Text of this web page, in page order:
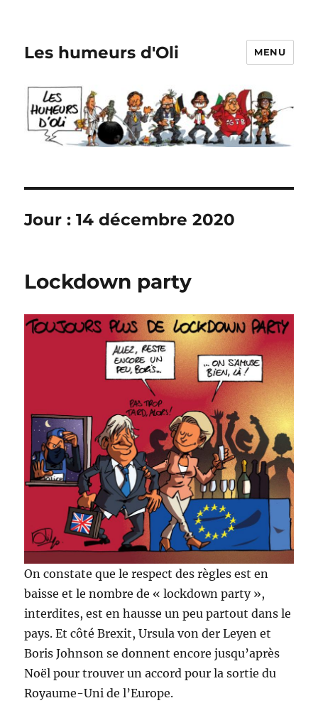
Les humeurs d'Oli MENU
Jour :14 décembre 2020
Lockdown party
On constate que le respect des règles est en
baisse et le nombre de « lockdown party »,
interdites, est en hausse un peu partout dans le
pays. Et côté Brexit, Ursula von der Leyen et
Boris Johnson se donnent encore jusqu’après
Noël pour trouver un accord pour la sortie du
Royaume-Uni de l’Europe.